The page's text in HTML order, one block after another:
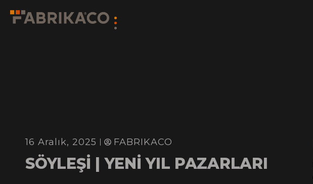
16 Aralık, 2025 FABRIKACO
SÖYLEŞİ | YENİ YIL PAZARLARI